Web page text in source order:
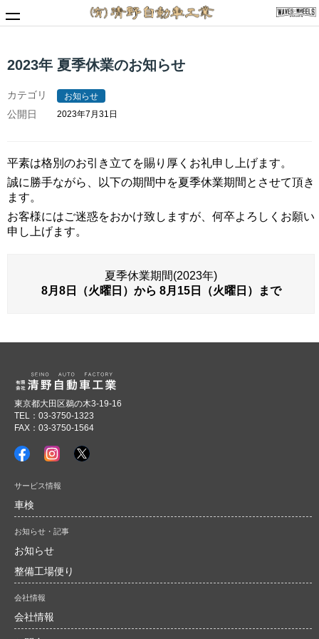
MENU
清野自動車工業Webサイト
トップページ
車検
お知らせ・記事
・お知らせ
お問合せ
2023年 夏季休業のお知らせ
カテゴリ お知らせ
公開日 2023年7月31日
平素は格別のお引き立てを賜り厚くお礼申し上げます。
誠に勝手ながら、以下の期間中を夏季休業期間とさせて頂き
ます。
お客様にはご迷惑をおかけ致しますが、何卒よろしくお願い
申し上げます。
夏季休業期間(2023年)
8月8日（火曜日）から 8月15日（火曜日）まで
東京都大田区鵜の木3-19-16
TEL：03-3750-1323
FAX：03-3750-1564
サービス情報
車検
お知らせ・記事
お知らせ
整備工場便り
会社情報
会社情報